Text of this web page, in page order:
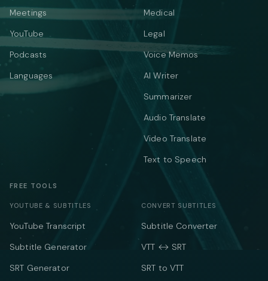
Meetings
YouTube
Podcasts
Languages
Medical
Legal
Voice Memos
AI Writer
Summarizer
Audio Translate
Video Translate
Text to Speech
FREE TOOLS
YOUTUBE & SUBTITLES
YouTube Transcript
Subtitle Generator
SRT Generator
CONVERT SUBTITLES
Subtitle Converter
VTT ↔ SRT
SRT to VTT